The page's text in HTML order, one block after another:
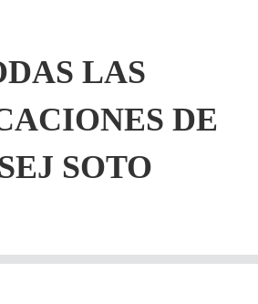
LAS
DE
SOTO